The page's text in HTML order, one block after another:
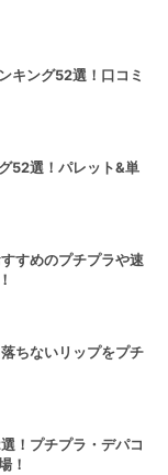
キング52選！口コミ
52選！パレット&単
すめのプチプラや速
ちないリップをプチ
！プチプラ・デパコ
！